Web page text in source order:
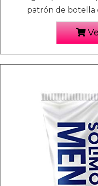
patrón de botella